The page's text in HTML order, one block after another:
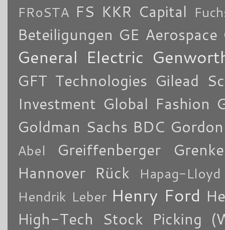
FRoSTA FS KKR Capital
Beteiligungen GE Aerospace
General Electric
GFT Technologies Gilead
Investment Global Fashion
Goldman Sachs BDC
Abel Greiffenberger
Grenke
Hannover Rück
Hapag-Lloyd
Hendrik Leber Henry Ford
High-Tech Stock Picking